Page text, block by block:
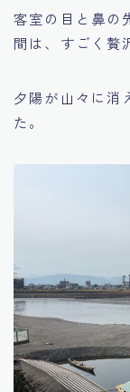
客室の目と鼻の
間は、すごく贅
夕陽が山々に消
た。